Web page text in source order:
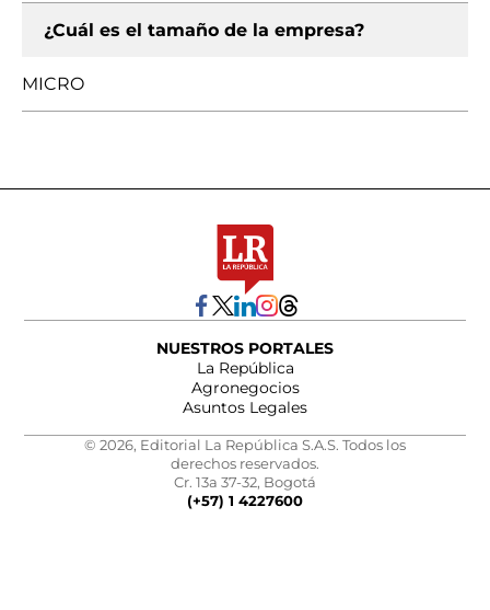
¿Cuál es el tamaño de la empresa?
MICRO
NUESTROS PORTALES
La República
Agronegocios
Asuntos Legales
© 2026, Editorial La República S.A.S. Todos los
derechos reservados.
Cr. 13a 37-32, Bogotá
(+57) 1 4227600